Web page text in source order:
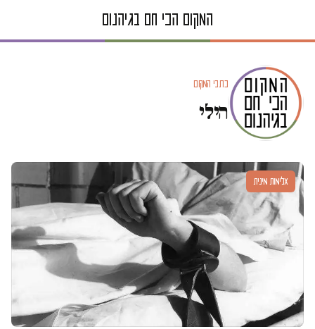
כתבי המקום
הילי
אלימות מינית